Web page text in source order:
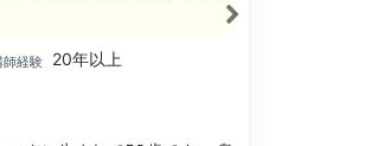
師経験
20年以上